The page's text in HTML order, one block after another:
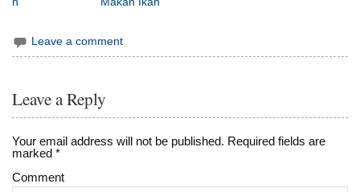
Leave a comment
Leave a Reply
Your email address will not be published. Required fields are
marked*
Comment